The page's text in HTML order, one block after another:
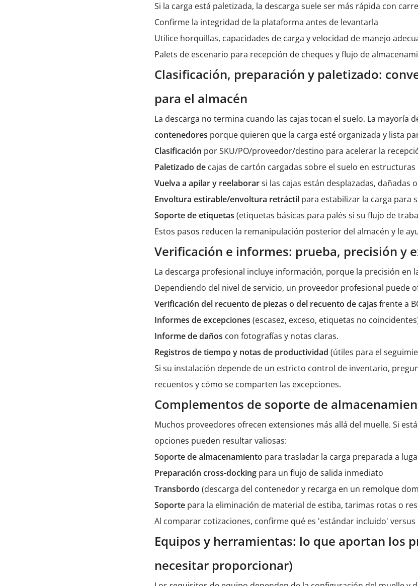
Si la carga está paletizada, la descarga suele ser más rápida con
Confirme la integridad de la plataforma antes de levantarla
Utilice horquillas, capacidades de carga y velocidad de manejo
Palets de escenario para recepción de cheques y flujo de
Clasificación, preparación y paletizado:
para el almacén
La descarga no termina cuando las cajas tocan el suelo. La mayoría
contenedores porque quieren que la carga esté organizada y lista
Clasificación por SKU/PO/proveedor/destino para acelerar la
Paletizado de cajas de cartón cargadas sobre el suelo en estructuras
Vuelva a apilar y reelaborarsi las cajas están desplazadas, dañadas
Envoltura estirable/envoltura retráctil para estabilizar la carga para
Soporte de etiquetas(etiquetas básicas para palés si su flujo de
Estos pasos reducen la remanipulación posterior del almacén y le
Verificación e informes: prueba, precisión y
La descarga profesional incluye información, porque la precisión en
Dependiendo del nivel de servicio, un proveedor profesional puede
Verificación del recuento de piezas o del recuento de cajasfrente a
Informes de excepciones(escasez, exceso, etiquetas no
Informe de daños con fotografías y notas claras.
Registros de tiempo y notas de productividad(útiles para el
Si su instalación depende de un estricto control de inventario,
recuentos y cómo se comparten las excepciones.
Complementos de soporte de
Muchos proveedores ofrecen extensiones más allá del muelle. Si
opciones pueden resultar valiosas:
Soporte de almacenamiento para trasladar la carga preparada a
Preparación cross-docking para un flujo de salida inmediato
Transbordo(descarga del contenedor y recarga en un remolque
Soporte para la eliminación de material de estiba, tarimas rotas o
Al comparar cotizaciones, confirme qué es 'estándar incluido'
Equipos y herramientas: lo que aportan los
necesitar proporcionar)